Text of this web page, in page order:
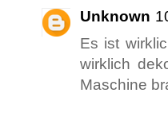
Unknown
Es ist
wirklich
Maschine